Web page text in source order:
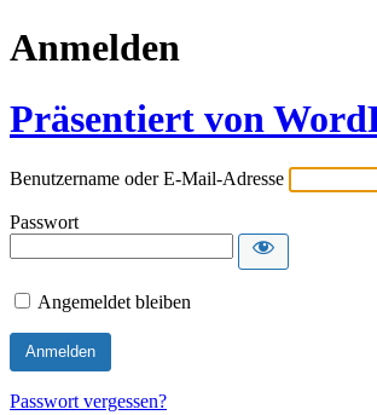
Anmelden
Präsentiert von
Benutzername oder E-Mail-Adresse
Passwort
Angemeldet bleiben
Passwort vergessen?